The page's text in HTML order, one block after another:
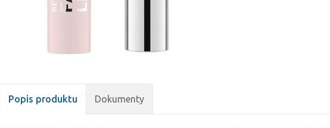
Popis produktu Dokumenty